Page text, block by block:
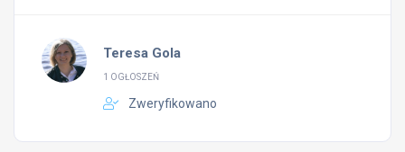
Teresa Gola
1 OGŁOSZEŃ
Zweryfikowano